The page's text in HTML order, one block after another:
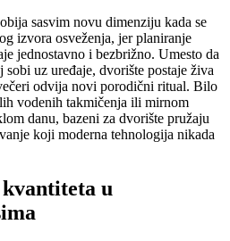
sasvim novu dimenziju kada se
izvora osveženja, jer planiranje
jednostavno i bezbrižno. Umesto da
uz uređaje, dvorište postaje živa
odvija novi porodični ritual. Bilo
vodenih takmičenja ili mirnom
danu, bazeni za dvorište pružaju
koji moderna tehnologija nikada
u